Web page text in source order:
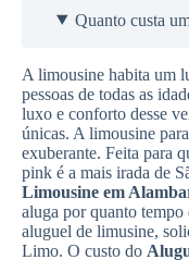
Quanto custa
A limousine habita um
pessoas de todas as
luxo e conforto desse
únicas. A limousine
exuberante. Feita para
pink é a mais irada de
Limousine em
aluga por quanto tempo
aluguel de limusine,
Limo. O custo do